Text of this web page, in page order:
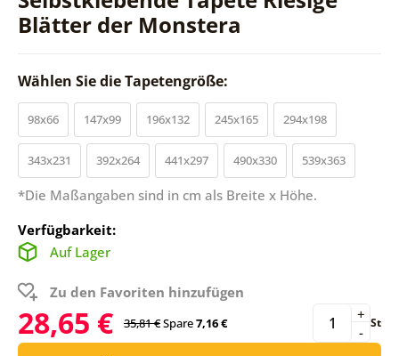
Blätter der Monstera
Wählen Sie die Tapetengröße:
98x66 147x99 196x132 245x165 294x198
343x231 392x264 441x297 490x330 539x363
*Die Maßangaben sind in cm als Breite x Höhe.
Verfügbarkeit:
Auf Lager
Zu den Favoriten hinzufügen
28,65 € 35,81 €Spare7,16 € -
+ St